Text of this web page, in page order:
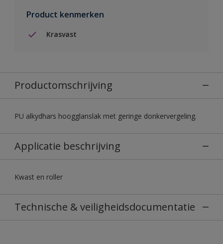
Product kenmerken
Krasvast
Productomschrijving
PU alkydhars hoogglanslak met geringe donkervergeling.
Applicatie beschrijving
Kwast en roller
Technische & veiligheidsdocumentatie